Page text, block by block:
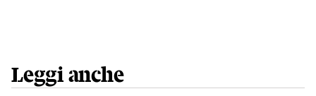
Leggi anche